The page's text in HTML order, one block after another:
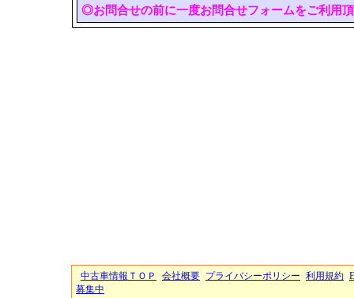
◎お問合せの前に一度お問合せフォームをご利用
中古車情報ＴＯＰ 会社概要 プライバシーポリシー 利用規約
募集中